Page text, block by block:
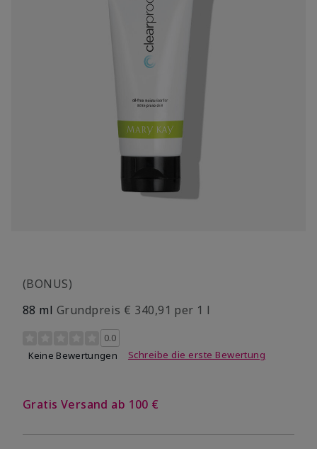
(BONUS)
88 ml Grundpreis € 340,91 per 1 l
4,3 out of 5 Customer Rating
0.0
Keine Bewertungen
Schreibe die erste Bewertung
Gratis Versand ab 100 €